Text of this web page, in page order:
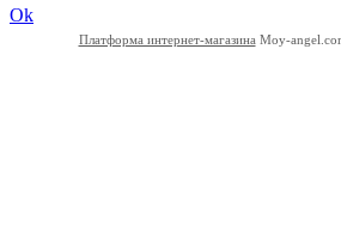
Ok
Платформа интернет-магазинаMoy-